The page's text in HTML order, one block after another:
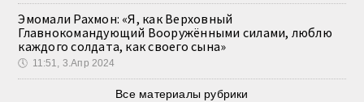
Эмомали Рахмон: «Я, как Верховный
Главнокомандующий Вооружёнными силами, люблю
каждого солдата, как своего сына»
🕔 11:51, 3.Апр 2024
Все материалы рубрики